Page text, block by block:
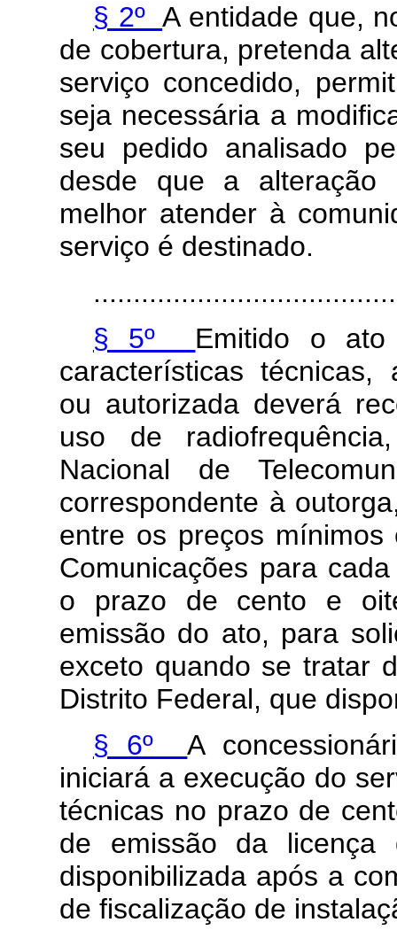
§ 2ºA entidade que,
de cobertura, pretenda
serviço concedido,
seja necessária a
seu pedido analisado
desde que a alteração
melhor atender à
serviço é destinado.
§ 5º Emitido o
características técnicas,
ou autorizada deverá
uso de
Nacional de
correspondente à
entre os preços mínimos
Comunicações para
o prazo de cento e
emissão do ato, para
exceto quando se tratar
Distrito Federal, que
§ 6ºA
iniciará a execução do
técnicas no prazo de
de emissão da licença
disponibilizada após a
de fiscalização de